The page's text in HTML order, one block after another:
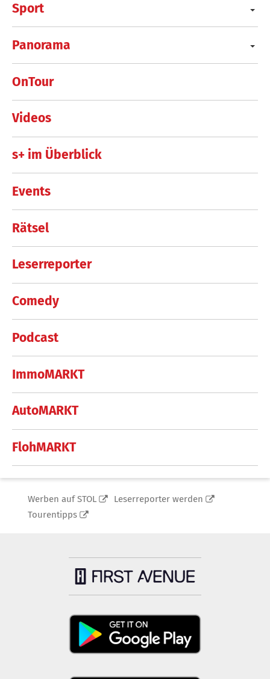
Sport
Panorama
OnTour
Videos
s+ im Überblick
Events
Rätsel
Leserreporter
Comedy
Podcast
ImmoMARKT
AutoMARKT
FlohMARKT
Werben auf STOL
Leserreporter werden
Tourentipps